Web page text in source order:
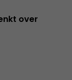
over